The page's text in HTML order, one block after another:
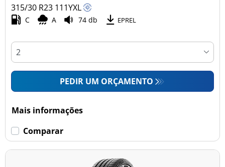
315/30 R23 111YXL
C A 74 db EPREL
PEDIR UM ORÇAMENTO
Mais informações
Comparar